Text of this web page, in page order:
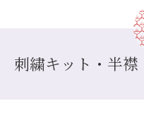
刺繍キット・半襟